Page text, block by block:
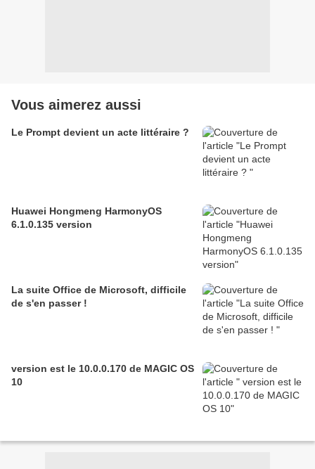
Vous aimerez aussi
Le Prompt devient un acte littéraire ?
Huawei Hongmeng HarmonyOS
6.1.0.135 version
La suite Office de Microsoft, difficile
de s'en passer !
version est le 10.0.0.170 de MAGIC OS
10